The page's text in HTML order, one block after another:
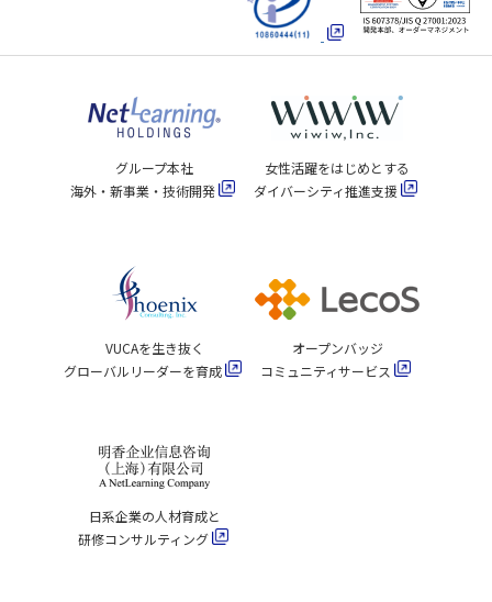
グループ本社
海外・新事業・技術開発
女性活躍をはじめとする
ダイバーシティ推進支援
VUCAを生き抜く
グローバルリーダーを育成
オープンバッジ
コミュニティサービス
日系企業の人材育成と
研修コンサルティング